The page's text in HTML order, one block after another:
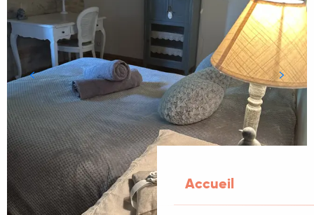
Accueil